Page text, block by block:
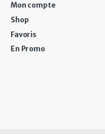
Mon compte
Shop
Favoris
En Promo